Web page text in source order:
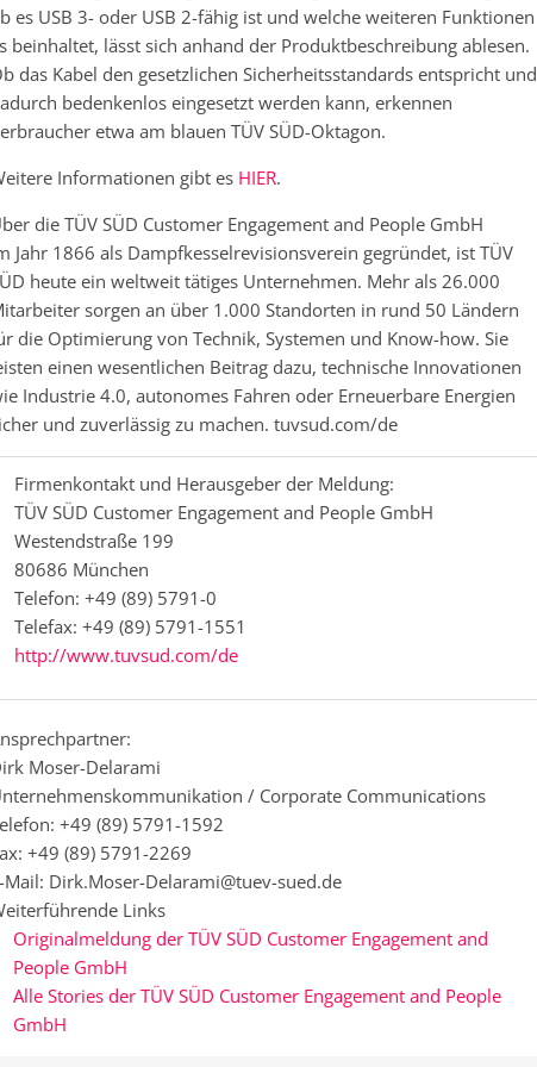
es USB 3- oder USB 2-fähig ist und welche weiteren Funktionen
beinhaltet, lässt sich anhand der Produktbeschreibung ablesen.
das Kabel den gesetzlichen Sicherheitsstandards entspricht und
bedenkenlos eingesetzt werden kann, erkennen
etwa am blauen TÜV SÜD-Oktagon.
Informationen gibt es HIER.
die TÜV SÜD Customer Engagement and People GmbH
Jahr 1866 als Dampfkesselrevisionsverein gegründet, ist TÜV
heute ein weltweit tätiges Unternehmen. Mehr als 26.000
sorgen an über 1.000 Standorten in rund 50 Ländern
die Optimierung von Technik, Systemen und Know-how. Sie
einen wesentlichen Beitrag dazu, technische Innovationen
Industrie 4.0, autonomes Fahren oder Erneuerbare Energien
und zuverlässig zu machen. tuvsud.com/de
Firmenkontakt und Herausgeber der Meldung:
TÜV SÜD Customer Engagement and People GmbH
Westendstraße 199
80686 München
Telefon: +49 (89) 5791-0
Telefax: +49 (89) 5791-1551
http://www.tuvsud.com/de
Moser-Delarami
/ Corporate Communications
+49 (89) 5791-1592
+49 (89) 5791-2269
Mail: Dirk.Moser-Delarami@tuev-sued.de
Links
Originalmeldung der TÜV SÜD Customer Engagement and
People GmbH
Alle Stories der TÜV SÜD Customer Engagement and People
GmbH